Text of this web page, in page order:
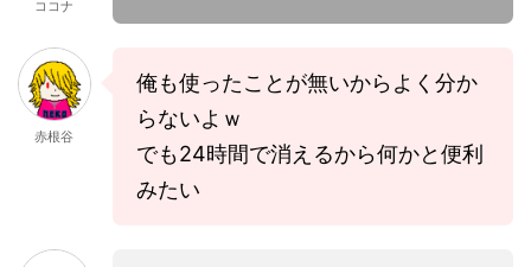
ココナ
赤根谷
俺も使ったことが無いからよく分か
らないよｗ
でも24時間で消えるから何かと便利
みたい